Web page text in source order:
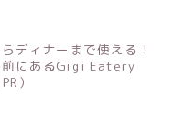
ディナーまで使える！
前にあるGigi Eatery
）